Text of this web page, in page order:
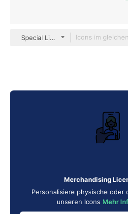
Special Lineal color
Merchandising
Personalisiere physische oder
unseren Icons Mehr